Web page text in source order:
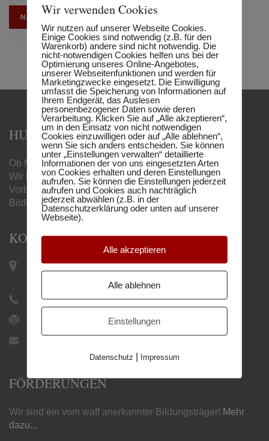
HUMBOLDT MATURA-SCHULE
Ob Matura, Handelsschule oder Berufsreifeprüfung –
Wir begleiten Sie mit unseren online
Vorbereitungslehrgängen zum gewünschten
Bildungsabschluss.
KONTAKT
Keplerplatz 12 / Top 19 |
1100 Wien
+43 1 505 27 21
+43 1 505 27 21 9
FÖRDERUNGEN
Wir sind ein vom waff anerkannter Bildungsträger! Mehr
dazu...
Wir verwenden Cookies
Wir nutzen auf unserer Webseite Cookies.
Einige Cookies sind notwendig (z.B. für den
Warenkorb) andere sind nicht notwendig. Die
nicht-notwendigen Cookies helfen uns bei der
Optimierung unseres Online-Angebotes,
unserer Webseitenfunktionen und werden für
Marketingzwecke eingesetzt. Die Einwilligung
umfasst die Speicherung von Informationen auf
Ihrem Endgerät, das Auslesen
personenbezogener Daten sowie deren
Verarbeitung. Klicken Sie auf „Alle akzeptieren“,
um in den Einsatz von nicht notwendigen
Cookies einzuwilligen oder auf „Alle ablehnen“,
wenn Sie sich anders entscheiden. Sie können
unter „Einstellungen verwalten“ detaillierte
Informationen der von uns eingesetzten Arten
von Cookies erhalten und deren Einstellungen
aufrufen. Sie können die Einstellungen jederzeit
aufrufen und Cookies auch nachträglich
jederzeit abwählen (z.B. in der
Datenschutzerklärung oder unten auf unserer
Webseite).
Alle akzeptieren
Alle ablehnen
Einstellungen
Datenschutz | Impressum